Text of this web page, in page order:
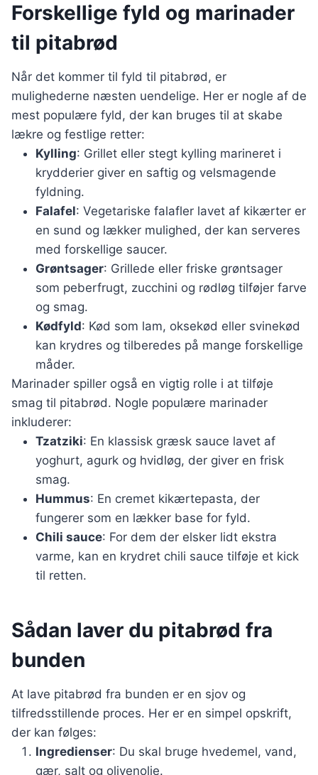
Forskellige fyld og marinader
til pitabrød
Når det kommer til fyld til pitabrød, er
mulighederne næsten uendelige. Her er nogle af de
mest populære fyld, der kan bruges til at skabe
lækre og festlige retter:
Kylling: Grillet eller stegt kylling marineret i
krydderier giver en saftig og velsmagende
fyldning.
Falafel: Vegetariske falafler lavet af kikærter er
en sund og lækker mulighed, der kan serveres
med forskellige saucer.
Grøntsager: Grillede eller friske grøntsager
som peberfrugt, zucchini og rødløg tilføjer farve
og smag.
Kødfyld: Kød som lam, oksekød eller svinekød
kan krydres og tilberedes på mange forskellige
måder.
Marinader spiller også en vigtig rolle i at tilføje
smag til pitabrød. Nogle populære marinader
inkluderer:
Tzatziki: En klassisk græsk sauce lavet af
yoghurt, agurk og hvidløg, der giver en frisk
smag.
Hummus: En cremet kikærtepasta, der
fungerer som en lækker base for fyld.
Chili sauce: For dem der elsker lidt ekstra
varme, kan en krydret chili sauce tilføje et kick
til retten.
Sådan laver du pitabrød fra
bunden
At lave pitabrød fra bunden er en sjov og
tilfredsstillende proces. Her er en simpel opskrift,
der kan følges:
Ingredienser: Du skal bruge hvedemel, vand,
gær, salt og olivenolie.